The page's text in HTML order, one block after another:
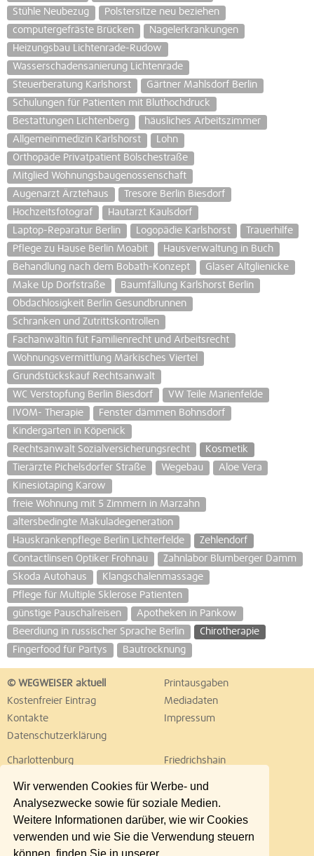
Wir verwenden Cookies für Werbe- und
Analysezwecke sowie für soziale Medien.
Weitere Informationen darüber, wie wir Cookies
verwenden und wie Sie die Verwendung steuern
können, finden Sie in unserer
Stühle Neubezug
Polstersitze neu beziehen
computergefräste Brücken
Nagelerkrankungen
Heizungsbau Lichtenrade-Rudow
Wasserschadensanierung Lichtenrade
Steuerberatung Karlshorst
Gärtner Mahlsdorf Berlin
Schulungen für Patienten mit Bluthochdruck
Bestattungen Lichtenberg
häusliches Arbeitszimmer
Allgemeinmedizin Karlshorst
Lohn
Orthopäde Privatpatient Bölschestraße
Mitglied Wohnungsbaugenossenschaft
Augenarzt Ärztehaus
Tresore Berlin Biesdorf
Hochzeitsfotograf
Hautarzt Kaulsdorf
Laptop-Reparatur Berlin
Logopädie Karlshorst
Trauerhilfe
Pflege zu Hause Berlin Moabit
Hausverwaltung in Buch
Behandlung nach dem Bobath-Konzept
Glaser Altglienicke
Make Up Dorfstraße
Baumfällung Karlshorst Berlin
Obdachlosigkeit Berlin Gesundbrunnen
Schranken und Zutrittskontrollen
Fachanwältin füt Familienrecht und Arbeitsrecht
Wohnungsvermittlung Märkisches Viertel
Grundstückskauf Rechtsanwalt
WC Verstopfung Berlin Biesdorf
VW Teile Marienfelde
IVOM- Therapie
Fenster dämmen Bohnsdorf
Kindergarten in Köpenick
Rechtsanwalt Sozialversicherungsrecht
Kosmetik
Tierärzte Pichelsdorfer Straße
Wegebau
Aloe Vera
Kinesiotaping Karow
freie Wohnung mit 5 Zimmern in Marzahn
altersbedingte Makuladegeneration
Hauskrankenpflege Berlin Lichterfelde
Zehlendorf
Contactlinsen Optiker Frohnau
Zahnlabor Blumberger Damm
Skoda Autohaus
Klangschalenmassage
Pflege für Multiple Sklerose Patienten
günstige Pauschalreisen
Apotheken in Pankow
Beerdiung in russischer Sprache Berlin
Chirotherapie
Fingerfood für Partys
Bautrocknung
© WEGWEISER aktuell
Printausgaben
Kostenfreier Eintrag
Mediadaten
Kontakte
Impressum
Datenschutzerklärung
Charlottenburg
Friedrichshain
Lichtenberg
Marzahn
Neukölln
Pankow